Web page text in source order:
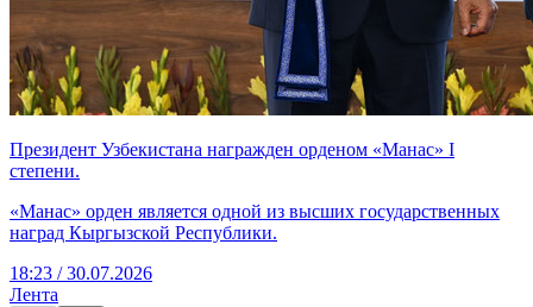
Президент Узбекистана награжден орденом «Манас» I
степени.
«Манас» орден является одной из высших государственных
наград Кыргызской Республики.
18:23 / 30.07.2026
Лента